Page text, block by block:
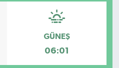
GÜNEŞ
06:01